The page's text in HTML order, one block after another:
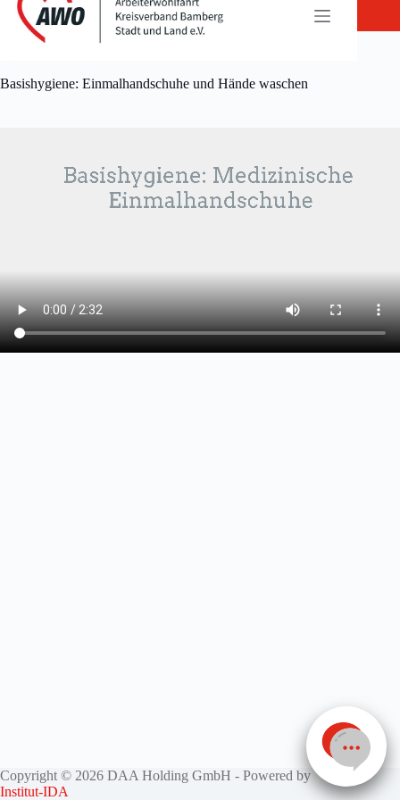
Zum
Inhalt
springen
Basishygiene: Einmalhandschuhe und Hände waschen
Copyright © 2026 DAA Holding GmbH - Powered by
Institut-IDA